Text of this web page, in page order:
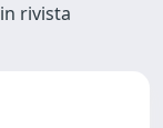
rivista